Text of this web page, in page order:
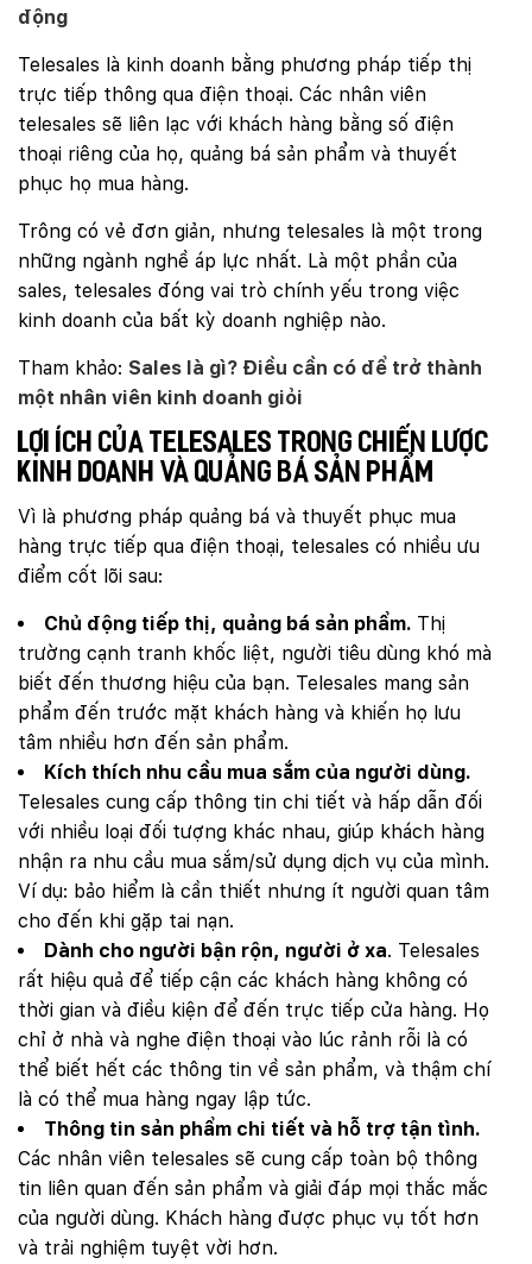
động
Telesales là kinh doanh bằng phương pháp tiếp thị
trực tiếp thông qua điện thoại. Các nhân viên
telesales sẽ liên lạc với khách hàng bằng số điện
thoại riêng của họ, quảng bá sản phẩm và thuyết
phục họ mua hàng.
Trông có vẻ đơn giản, nhưng telesales là một trong
những ngành nghề áp lực nhất. Là một phần của
sales, telesales đóng vai trò chính yếu trong việc
kinh doanh của bất kỳ doanh nghiệp nào.
Tham khảo: Sales là gì? Điều cần có để trở thành
một nhân viên kinh doanh giỏi
Lợi ích của telesales trong chiến lược
kinh doanh và quảng bá sản phẩm
Vì là phương pháp quảng bá và thuyết phục mua
hàng trực tiếp qua điện thoại, telesales có nhiều ưu
điểm cốt lõi sau:
Chủ động tiếp thị, quảng bá sản phẩm. Thị
trường cạnh tranh khốc liệt, người tiêu dùng khó mà
biết đến thương hiệu của bạn. Telesales mang sản
phẩm đến trước mặt khách hàng và khiến họ lưu
tâm nhiều hơn đến sản phẩm.
Kích thích nhu cầu mua sắm của người dùng.
Telesales cung cấp thông tin chi tiết và hấp dẫn đối
với nhiều loại đối tượng khác nhau, giúp khách hàng
nhận ra nhu cầu mua sắm/sử dụng dịch vụ của mình.
Ví dụ: bảo hiểm là cần thiết nhưng ít người quan tâm
cho đến khi gặp tai nạn.
Dành cho người bận rộn, người ở xa. Telesales
rất hiệu quả để tiếp cận các khách hàng không có
thời gian và điều kiện để đến trực tiếp cửa hàng. Họ
chỉ ở nhà và nghe điện thoại vào lúc rảnh rỗi là có
thể biết hết các thông tin về sản phẩm, và thậm chí
là có thể mua hàng ngay lập tức.
Thông tin sản phẩm chi tiết và hỗ trợ tận tình.
Các nhân viên telesales sẽ cung cấp toàn bộ thông
tin liên quan đến sản phẩm và giải đáp mọi thắc mắc
của người dùng. Khách hàng được phục vụ tốt hơn
và trải nghiệm tuyệt vời hơn.